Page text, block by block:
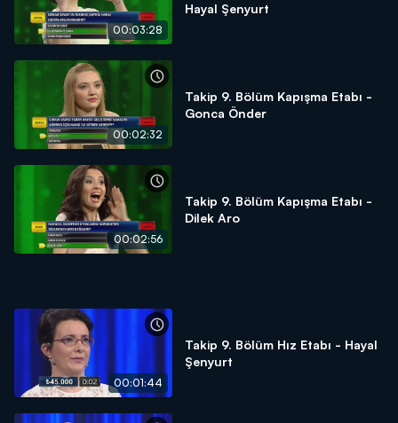
00:03:28
Hayal Şenyurt
00:02:32
Takip 9. Bölüm Kapışma Etabı -
Gonca Önder
00:02:56
Takip 9. Bölüm Kapışma Etabı -
Dilek Aro
00:01:44
Takip 9. Bölüm Hız Etabı - Hayal
Şenyurt